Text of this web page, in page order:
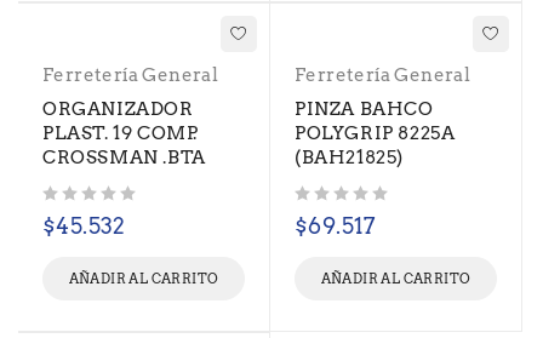
Ferretería General
ORGANIZADOR
PLAST. 19 COMP.
CROSSMAN .BTA
$45.532
AÑADIR AL CARRITO
Ferretería General
PINZA BAHCO
POLYGRIP 8225A
(BAH21825)
$69.517
AÑADIR AL CARRITO